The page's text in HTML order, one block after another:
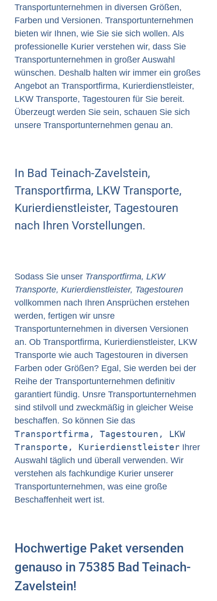
Transportunternehmen in diversen Größen,
Farben und Versionen. Transportunternehmen
bieten wir Ihnen, wie Sie sie sich wollen. Als
professionelle Kurier verstehen wir, dass Sie
Transportunternehmen in großer Auswahl
wünschen. Deshalb halten wir immer ein großes
Angebot an Transportfirma, Kurierdienstleister,
LKW Transporte, Tagestouren für Sie bereit.
Überzeugt werden Sie sein, schauen Sie sich
unsere Transportunternehmen genau an.
In Bad Teinach-Zavelstein,
Transportfirma, LKW Transporte,
Kurierdienstleister, Tagestouren
nach Ihren Vorstellungen.
Sodass Sie unser Transportfirma, LKW
Transporte, Kurierdienstleister, Tagestouren
vollkommen nach Ihren Ansprüchen erstehen
werden, fertigen wir unsre
Transportunternehmen in diversen Versionen
an. Ob Transportfirma, Kurierdienstleister, LKW
Transporte wie auch Tagestouren in diversen
Farben oder Größen? Egal, Sie werden bei der
Reihe der Transportunternehmen definitiv
garantiert fündig. Unsre Transportunternehmen
sind stilvoll und zweckmäßig in gleicher Weise
beschaffen. So können Sie das
Transportfirma, Tagestouren, LKW
Transporte, Kurierdienstleister Ihrer
Auswahl täglich und überall verwenden. Wir
verstehen als fachkundige Kurier unserer
Transportunternehmen, was eine große
Beschaffenheit wert ist.
Hochwertige Paket versenden
genauso in 75385 Bad Teinach-
Zavelstein!